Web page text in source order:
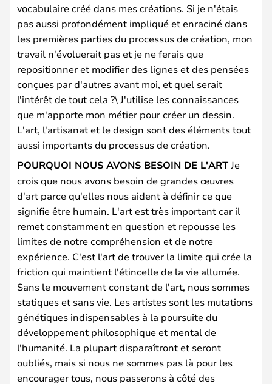
vocabulaire créé dans mes créations. Si je n'étais
pas aussi profondément impliqué et enraciné dans
les premières parties du processus de création, mon
travail n'évoluerait pas et je ne ferais que
repositionner et modifier des lignes et des pensées
conçues par d'autres avant moi, et quel serait
l'intérêt de tout cela ?\ J'utilise les connaissances
que m'apporte mon métier pour créer un dessin.
L'art, l'artisanat et le design sont des éléments tout
aussi importants du processus de création.
POURQUOI NOUS AVONS BESOIN DE L'ART Je
crois que nous avons besoin de grandes œuvres
d'art parce qu'elles nous aident à définir ce que
signifie être humain. L'art est très important car il
remet constamment en question et repousse les
limites de notre compréhension et de notre
expérience. C'est l'art de trouver la limite qui crée la
friction qui maintient l'étincelle de la vie allumée.
Sans le mouvement constant de l'art, nous sommes
statiques et sans vie. Les artistes sont les mutations
génétiques indispensables à la poursuite du
développement philosophique et mental de
l'humanité. La plupart disparaîtront et seront
oubliés, mais si nous ne sommes pas là pour les
encourager tous, nous passerons à côté des